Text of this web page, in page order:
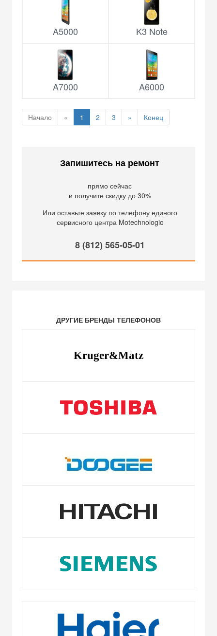
A5000 K3 Note
A7000 A6000
Начало « 1 2 3 » Конец
Запишитесь на ремонт
прямо сейчас
и получите скидку до 30%
Или оставьте заявку по телефону единого
сервисного центра Motechnologic
8 (812) 565-05-01
ДРУГИЕ БРЕНДЫ ТЕЛЕФОНОВ
Kruger&Matz